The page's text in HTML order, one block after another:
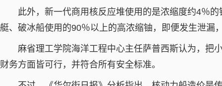
此外，新一代商用核反应堆使用的是浓缩度约4％的
艇、破冰船使用的90％以上的高浓缩铀，即便发生泄漏
麻省理工学院海洋工程中心主任萨普西斯认为，把
财务方面皆可行，并符合所有安全标准。